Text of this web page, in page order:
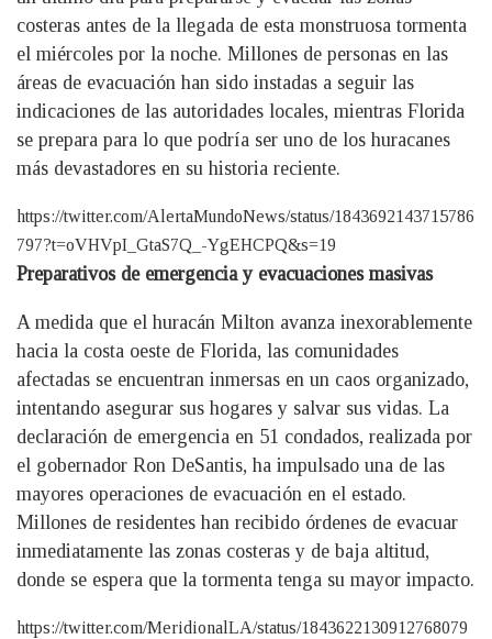
costeras antes de la llegada de esta monstruosa tormenta
el miércoles por la noche. Millones de personas en las
áreas de evacuación han sido instadas a seguir las
indicaciones de las autoridades locales, mientras Florida
se prepara para lo que podría ser uno de los huracanes
más devastadores en su historia reciente.
https://twitter.com/AlertaMundoNews/status/1843692143715786
797?t=oVHVpI_GtaS7Q_-YgEHCPQ&s=19
Preparativos de emergencia y evacuaciones masivas
A medida que el huracán Milton avanza inexorablemente
hacia la costa oeste de Florida, las comunidades
afectadas se encuentran inmersas en un caos organizado,
intentando asegurar sus hogares y salvar sus vidas. La
declaración de emergencia en 51 condados, realizada por
el gobernador Ron DeSantis, ha impulsado una de las
mayores operaciones de evacuación en el estado.
Millones de residentes han recibido órdenes de evacuar
inmediatamente las zonas costeras y de baja altitud,
donde se espera que la tormenta tenga su mayor impacto.
https://twitter.com/MeridionalLA/status/1843622130912768079